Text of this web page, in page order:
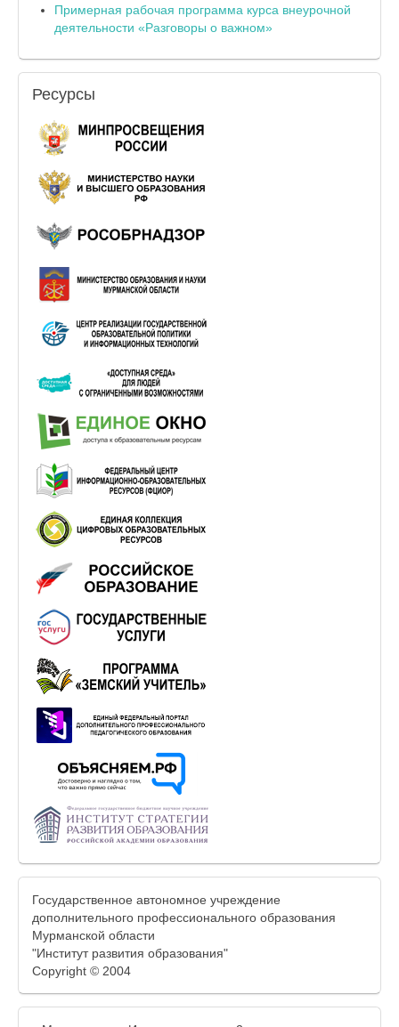
Примерная рабочая программа курса внеурочной
деятельности «Разговоры о важном»
Ресурсы
Государственное автономное учреждение
дополнительного профессионального образования
Мурманской области
"Институт развития образования"
Copyright © 2004